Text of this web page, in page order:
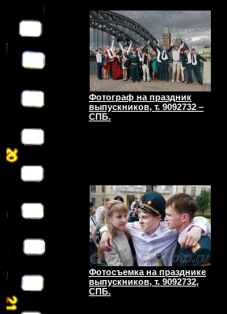
Фотограф на праздник
выпускников, т. 9092732 –
СПБ.
Фотосъемка на празднике
выпускников, т. 9092732,
СПБ.